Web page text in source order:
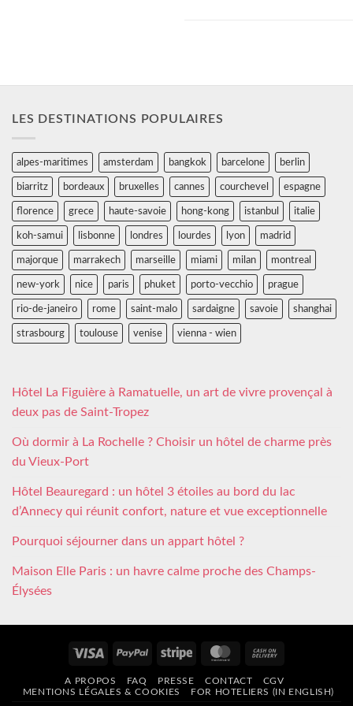
LES DESTINATIONS POPULAIRES
alpes-maritimes amsterdam bangkok barcelone berlin
biarritz bordeaux bruxelles cannes courchevel espagne
florence grece haute-savoie hong-kong istanbul italie
koh-samui lisbonne londres lourdes lyon madrid
majorque marrakech marseille miami milan montreal
new-york nice paris phuket porto-vecchio prague
rio-de-janeiro rome saint-malo sardaigne savoie shanghai
strasbourg toulouse venise vienna - wien
Hôtel La Figuière à Ramatuelle, un art de vivre provençal à
deux pas de Saint-Tropez
Où dormir à La Rochelle ? Choisir un hôtel de charme près
du Vieux-Port
Hôtel Beauregard : un hôtel 3 étoiles au bord du lac
d’Annecy qui réunit confort, nature et vue exceptionnelle
Pourquoi séjourner dans un appart hôtel ?
Maison Elle Paris : un havre calme proche des Champs-
Élysées
Visa PayPal Stripe MasterCard
Delivery
A PROPOS FAQ PRESSE CONTACT
CGV
MENTIONS LÉGALES & COOKIES
FOR HOTELIERS (IN ENGLISH)